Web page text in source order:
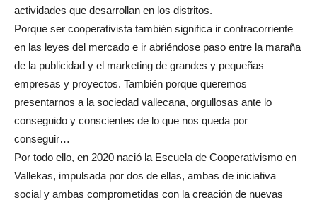
actividades que desarrollan en los distritos.
Porque ser cooperativista también significa ir contracorriente
en las leyes del mercado e ir abriéndose paso entre la maraña
de la publicidad y el marketing de grandes y pequeñas
empresas y proyectos. También porque queremos
presentarnos a la sociedad vallecana, orgullosas ante lo
conseguido y conscientes de lo que nos queda por
conseguir…
Por todo ello, en 2020 nació la Escuela de Cooperativismo en
Vallekas, impulsada por dos de ellas, ambas de iniciativa
social y ambas comprometidas con la creación de nuevas